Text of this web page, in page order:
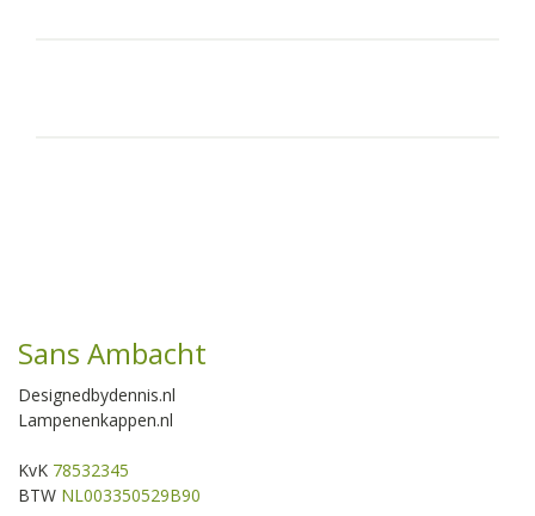
Sans Ambacht
Designedbydennis.nl
Lampenenkappen.nl
KvK 78532345
BTW NL003350529B90